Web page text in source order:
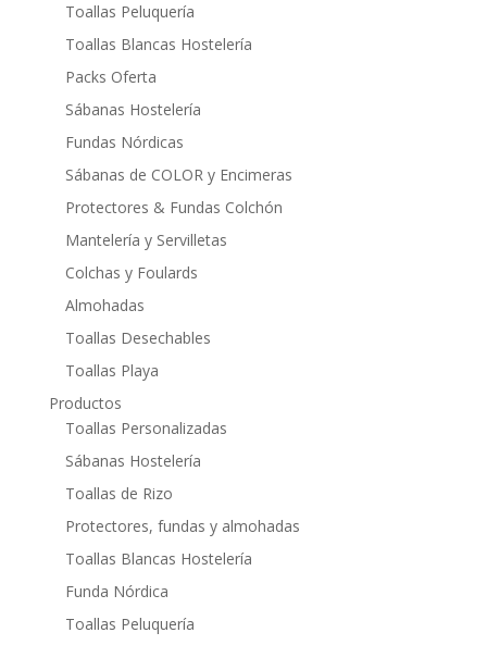
Toallas Peluquería
Toallas Blancas Hostelería
Packs Oferta
Sábanas Hostelería
Fundas Nórdicas
Sábanas de COLOR y Encimeras
Protectores & Fundas Colchón
Mantelería y Servilletas
Colchas y Foulards
Almohadas
Toallas Desechables
Toallas Playa
Productos
Toallas Personalizadas
Sábanas Hostelería
Toallas de Rizo
Protectores, fundas y almohadas
Toallas Blancas Hostelería
Funda Nórdica
Toallas Peluquería